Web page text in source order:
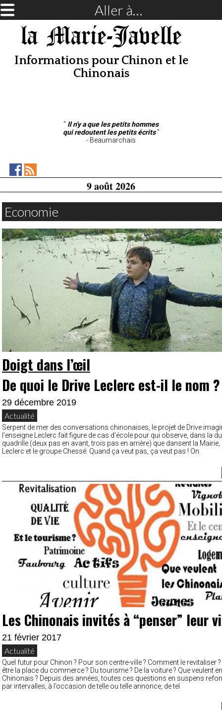
Aller à…
la Marie-Javelle
Informations pour Chinon et le
Chinonais
" Il n'y a que les petits hommes
qui redoutent les petits écrits"
- Beaumarchais
la
Javellesur
Facebook
RSS
9 août 2026
Economie
Doigt dans l’œil
De quoi le Drive Leclerc est-il le nom ?
29 décembre 2019
Actualité
Serpent de mer des conversations chinonaises, le projet de Drive
l’enseigne Leclerc fait figure de cas d’école pour qui observe, dans la
quadrille (deux pas en avant, trois pas en arrière) que dansent la
Leclerc et le groupe Chessé. Quand ça veut pas, ça veut pas ! On
Les Chinonais invités à “penser” leur
21 février 2017
Actualité
Quel futur pour Chinon ? Pour son centre-ville ? Comment le revitaliser
être la place du commerce ? Du tourisme ? De la voiture ? Que veulent
Chinonais ? Depuis des années, toutes ces questions en suspens
par intervalles, à l’occasion de telle ou telle annonce, de tel